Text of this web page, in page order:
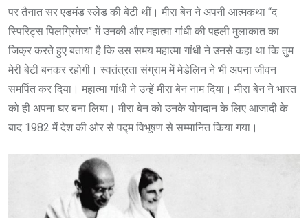
पर तैनात सर एडमंड स्लेड की बेटी थीं। मीरा बेन ने अपनी आत्मकथा “द
स्पिरिट्स पिलग्रिमेज” में उनकी और महात्मा गांधी की पहली मुलाकात का
जिक्र करते हुए बताया है कि उस समय महात्मा गांधी ने उनसे कहा था कि तुम
मेरी बेटी बनकर रहोगी। स्वतंत्रता संग्राम में मेडेलिन ने भी अपना जीवन
समर्पित कर दिया। महात्मा गांधी ने उन्हें मीरा बेन नाम दिया। मीरा बेन ने भारत
को ही अपना घर बना लिया। मीरा बेन को उनके योगदान के लिए आजादी के
बाद 1982 में देश की ओर से पद्म विभूषण से सम्मानित किया गया।